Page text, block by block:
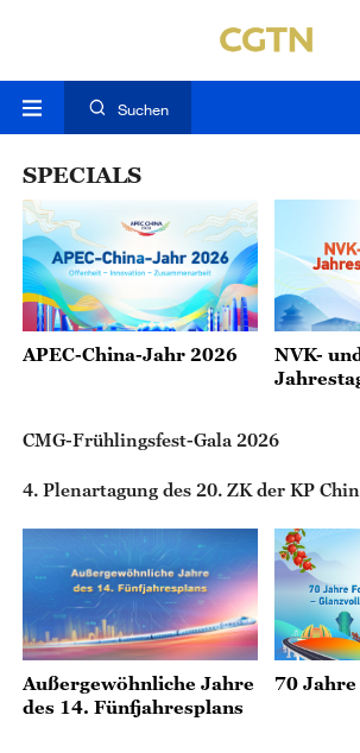
Suchen
SPECIALS
APEC-China-Jahr 2026
NVK-
CMG-Frühlingsfest-Gala 2026
4. Plenartagung des 20. ZK der KP
Außergewöhnliche Jahre
des 14. Fünfjahresplans
70